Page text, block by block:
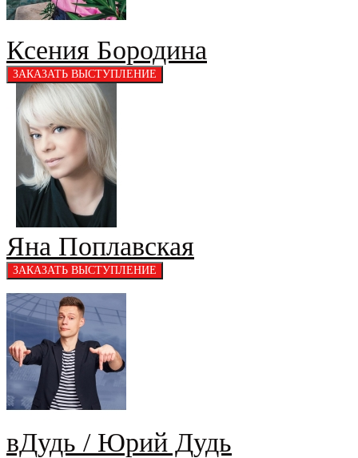
Ксения Бородина
Яна Поплавская
вДудь / Юрий Дудь